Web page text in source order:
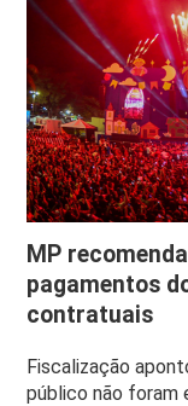
MP
pagamentos
contratuais
Fiscalização
público não foram